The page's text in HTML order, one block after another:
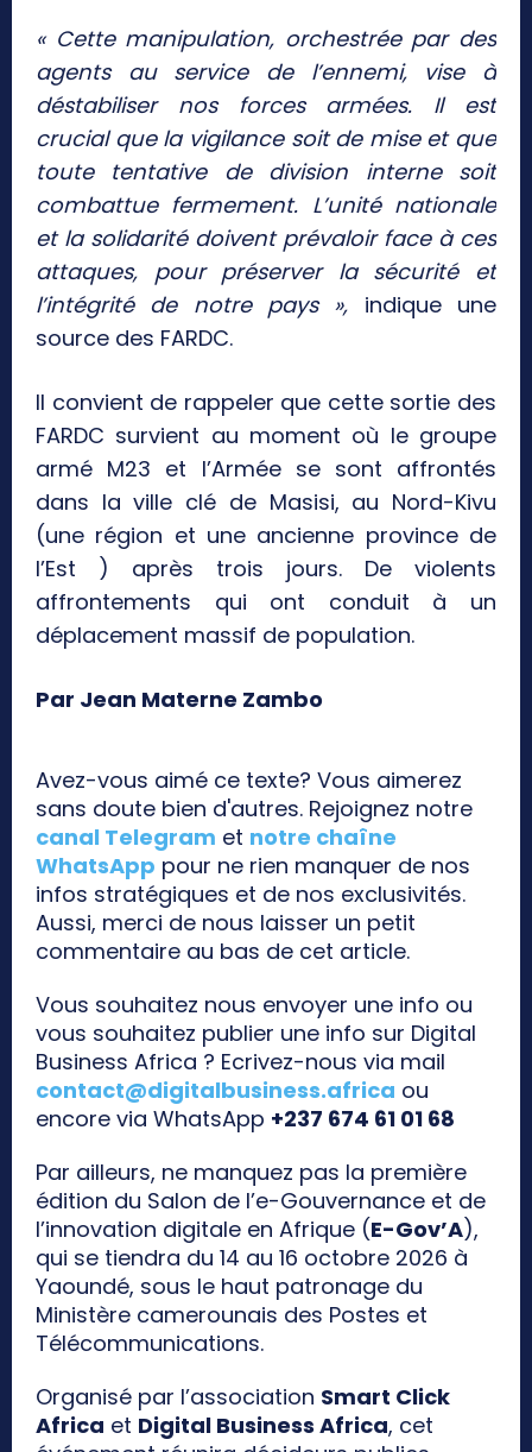
« Cette manipulation, orchestrée par des
agents au service de l’ennemi, vise à
déstabiliser nos forces armées. Il est
crucial que la vigilance soit de mise et que
toute tentative de division interne soit
combattue fermement. L’unité nationale
et la solidarité doivent prévaloir face à ces
attaques, pour préserver la sécurité et
l’intégrité de notre pays », indique une
source des FARDC.
Il convient de rappeler que cette sortie des
FARDC survient au moment où le groupe
armé M23 et l’Armée se sont affrontés
dans la ville clé de Masisi, au Nord-Kivu
(une région et une ancienne province de
l’Est ) après trois jours. De violents
affrontements qui ont conduit à un
déplacement massif de population.
Par Jean Materne Zambo
Avez-vous aimé ce texte? Vous aimerez
sans doute bien d'autres. Rejoignez notre
canal Telegram et notre chaîne
WhatsApp pour ne rien manquer de nos
infos stratégiques et de nos exclusivités.
Aussi, merci de nous laisser un petit
commentaire au bas de cet article.
Vous souhaitez nous envoyer une info ou
vous souhaitez publier une info sur Digital
Business Africa ? Ecrivez-nous via mail
contact@digitalbusiness.africa ou
encore via WhatsApp +237 674 61 01 68
Par ailleurs, ne manquez pas la première
édition du Salon de l’e-Gouvernance et de
l’innovation digitale en Afrique (E-Gov’A),
qui se tiendra du 14 au 16 octobre 2026 à
Yaoundé, sous le haut patronage du
Ministère camerounais des Postes et
Télécommunications.
Organisé par l’association Smart Click
Africa et Digital Business Africa, cet